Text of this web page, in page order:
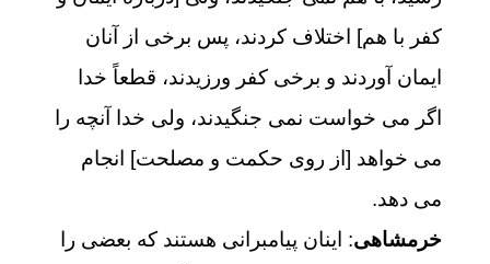
کفر با هم] اختلاف کردند، پس برخی از آنان
ایمان آوردند و برخی کفر ورزیدند، قطعاً خدا
اگر می خواست نمی جنگیدند، ولی خدا آنچه را
می خواهد [از روی حکمت و مصلحت] انجام
می دهد.
خرمشاهی: اينان پيامبرانى هستند كه بعضى را